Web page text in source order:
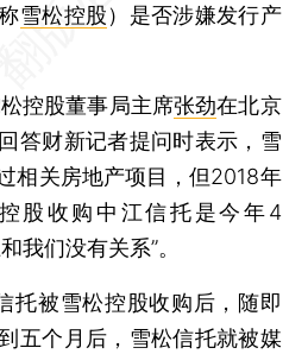
雪松控股）是否涉嫌发行产
股董事局主席张劲在北京
答财新记者提问时表示，雪
相关房地产项目，但2018年
股收购中江信托是今年4
我们没有关系”。
被雪松控股收购后，随即
五个月后，雪松信托就被媒